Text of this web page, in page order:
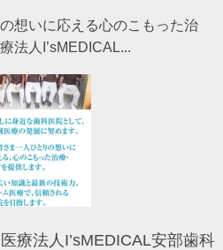
想いに応える心のこもった治
法人I’sMEDICAL...
療法人I’sMEDICAL安部歯科